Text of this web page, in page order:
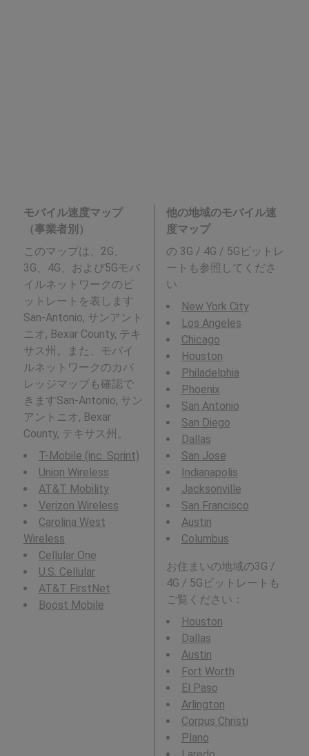
モバイル速度マップ
（事業者別）
このマップは、2G、
3G、4G、および5Gモバ
イルネットワークのビ
ットレートを表します
San-Antonio, サンアント
ニオ, Bexar County, テキ
サス州。また、モバイ
ルネットワークのカバ
レッジマップも確認で
きますSan-Antonio, サン
アントニオ, Bexar
County, テキサス州。
T-Mobile (inc. Sprint)
Union Wireless
AT&T Mobility
Verizon Wireless
Carolina West
Wireless
Cellular One
U.S. Cellular
AT&T FirstNet
Boost Mobile
他の地域のモバイル速
度マップ
の 3G / 4G / 5Gビットレ
ートも参照してくださ
い :
New York City
Los Angeles
Chicago
Houston
Philadelphia
Phoenix
San Antonio
San Diego
Dallas
San Jose
Indianapolis
Jacksonville
San Francisco
Austin
Columbus
お住まいの地域の3G /
4G / 5Gビットレートも
ご覧ください：
Houston
Dallas
Austin
Fort Worth
El Paso
Arlington
Corpus Christi
Plano